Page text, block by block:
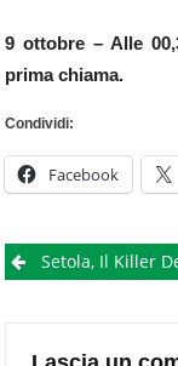
9 ottobre – Alle
prima chiama.
Condividi:
Facebook
PostSetola, Il Killer Della Camorra Si Pente, Al Boss Letizia: “Giovà So Che Non Sei